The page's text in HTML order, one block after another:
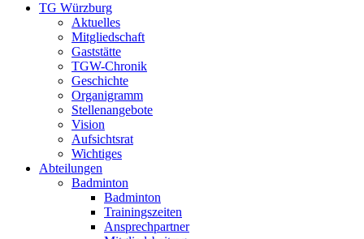
TG Würzburg
Aktuelles
Mitgliedschaft
Gaststätte
TGW-Chronik
Geschichte
Organigramm
Stellenangebote
Vision
Aufsichtsrat
Wichtiges
Abteilungen
Badminton
Badminton
Trainingszeiten
Ansprechpartner